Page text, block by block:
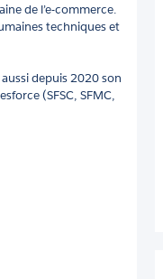
de l’e-commerce.
techniques et
depuis 2020 son
(SFSC, SFMC,